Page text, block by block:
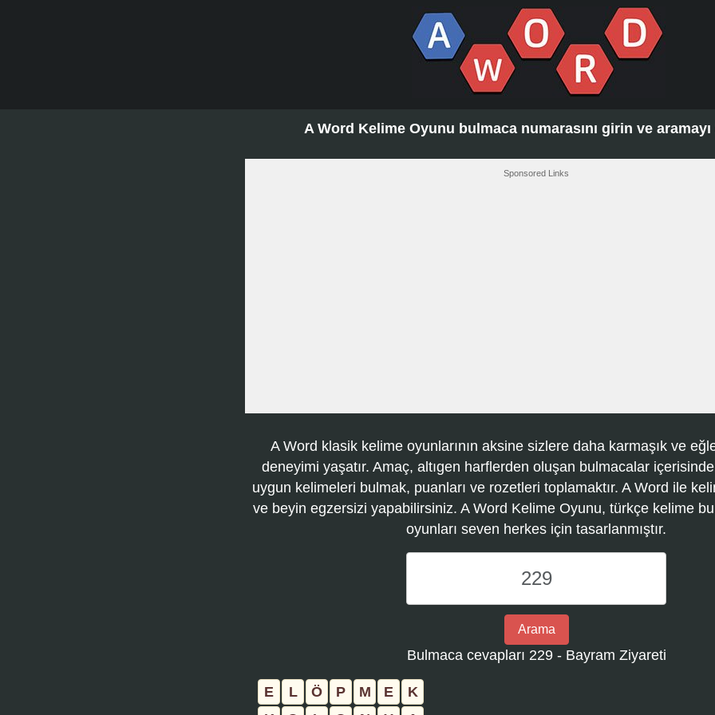
A Word Kelime Oyunu bulmaca numarasını girin ve aramayı
Sponsored Links
A Word klasik kelime oyunlarının aksine sizlere daha karmaşık ve
deneyimi yaşatır. Amaç, altıgen harflerden oluşan bulmacalar
uygun kelimeleri bulmak, puanları ve rozetleri toplamaktır. A Word ile
ve beyin egzersizi yapabilirsiniz. A Word Kelime Oyunu, türkçe kelime
oyunları seven herkes için tasarlanmıştır.
Word
Kelime
Oyunu
bulmaca
numarasını
Arama
Bulmaca cevapları 229 - Bayram Ziyareti
E L Ö P M E
K